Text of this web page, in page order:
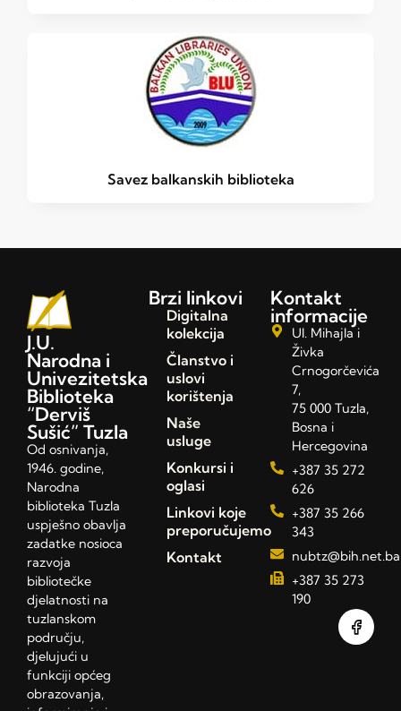
Savez balkanskih biblioteka
J.U.
Narodna i
Univezitetska
Biblioteka
“Derviš
Sušić” Tuzla
Od osnivanja,
1946. godine,
Narodna
biblioteka Tuzla
uspješno obavlja
zadatke nosioca
razvoja
bibliotečke
djelatnosti na
tuzlanskom
području,
djelujući u
funkciji općeg
obrazovanja,
Brzi linkovi
Digitalna
kolekcija
Članstvo i
uslovi
korištenja
Naše
usluge
Konkursi i
oglasi
Linkovi koje
preporučujemo
Kontakt
Kontakt
informacije
Ul. Mihajla i
Živka
Crnogorčevića
7,
75 000 Tuzla,
Bosna i
Hercegovina
+387 35 272
626
+387 35 266
343
nubtz@bih.net.ba
+387 35 273
190